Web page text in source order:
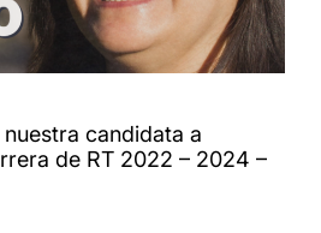
candidata a
de RT 2022 – 2024 –